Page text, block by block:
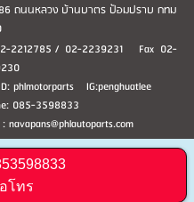
ถนนหลวง บ้านบาตร ป้อมปราบ กทม
2212785 / 02-2239231 Fax 02-
phlmotorparts IG:penghuatlee
085-3598833
navapans@phlautoparts.com
โทร